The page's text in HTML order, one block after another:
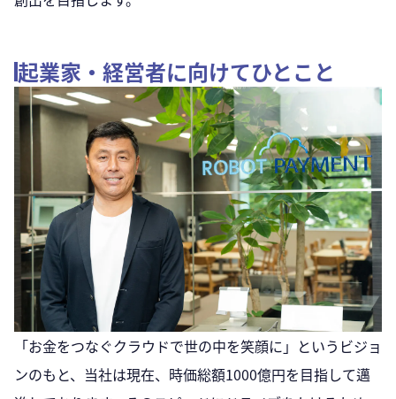
起業家・経営者に向けてひとこと
「お金をつなぐクラウドで世の中を笑顔に」というビジョ
ンのもと、当社は現在、時価総額1000億円を目指して邁